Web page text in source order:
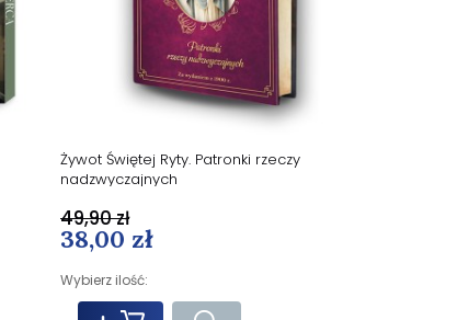
Żywot Świętej Ryty. Patronki rzeczy
nadzwyczajnych
38,00 zł
Wybierz ilość:
49,90 zł